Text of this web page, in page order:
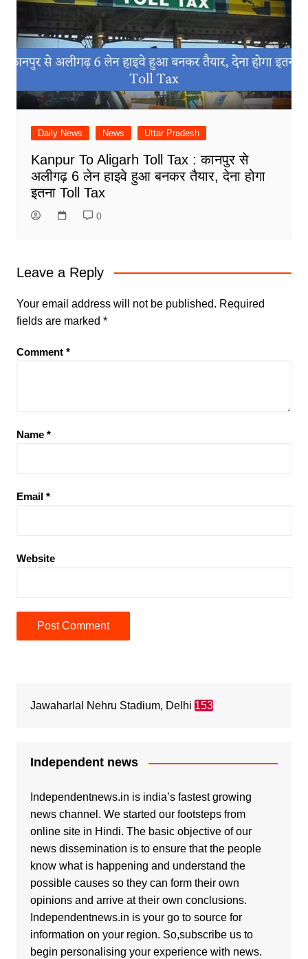
Daily News News Uttar Pradesh
Kanpur To Aligarh Toll Tax : कानपुर से
अलीगढ़ 6 लेन हाइवे हुआ बनकर तैयार, देना होगा
इतना Toll Tax
0
Leave a Reply
Your email address will not be published. Required
fields are marked *
Comment *
Name *
Email *
Website
Jawaharlal Nehru Stadium, Delhi 153
Independent news
Independentnews.in is india’s fastest growing
news channel. We started our footsteps from
online site in Hindi. The basic objective of our
news dissemination is to ensure that the people
know what is happening and understand the
possible causes so they can form their own
opinions and arrive at their own conclusions.
Independentnews.in is your go to source for
information on your region. So,subscribe us to
begin personalising your experience with news.